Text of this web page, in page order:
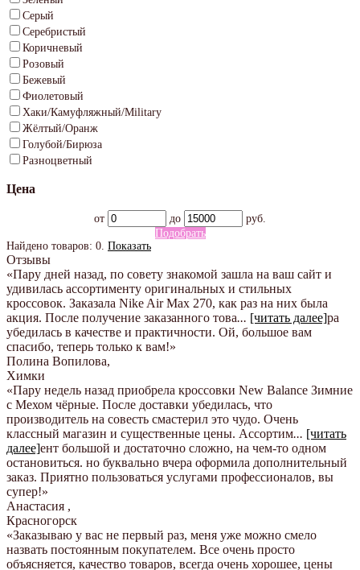
Серый
Серебристый
Коричневый
Розовый
Бежевый
Фиолетовый
Хаки/Камуфляжный/Military
Жёлтый/Оранж
Голубой/Бирюза
Разноцветный
Цена
от до
руб.
Подобрать
Найдено товаров: 0. Показать
Отзывы
«Пару дней назад, по совету знакомой зашла на ваш сайт и
удивилась ассортименту оригинальных и стильных
кроссовок. Заказала Nike Air Max 270, как раз на них была
акция. После получение заказанного това... [читать далее]ра
убедилась в качестве и практичности. Ой, большое вам
спасибо, теперь только к вам!»
Полина Вопилова,
Химки
«Пару недель назад приобрела кроссовки New Balance Зимние
с Мехом чёрные. После доставки убедилась, что
производитель на совесть смастерил это чудо. Очень
классный магазин и существенные цены. Ассортим... [читать
далее]ент большой и достаточно сложно, на чем-то одном
остановиться. но буквально вчера оформила дополнительный
заказ. Приятно пользоваться услугами профессионалов, вы
супер!»
Анастасия ,
Красногорск
«Заказываю у вас не первый раз, меня уже можно смело
назвать постоянным покупателем. Все очень просто
объясняется, качество товаров, всегда очень хорошее, цены